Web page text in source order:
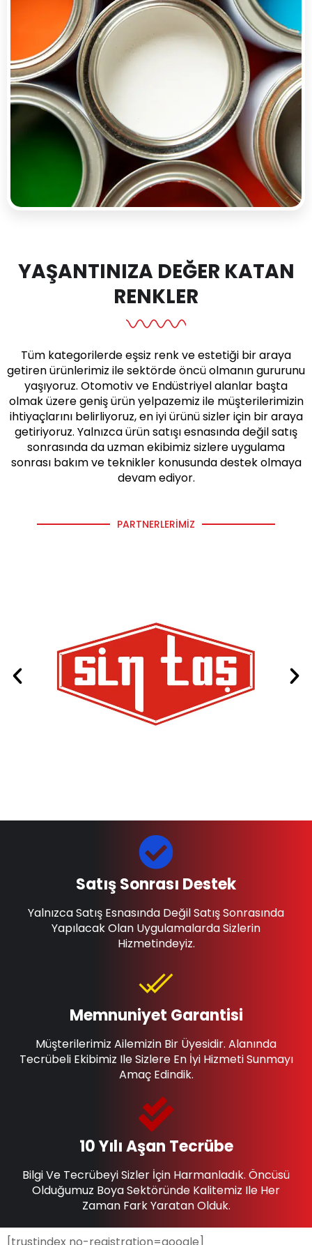
YAŞANTINIZA DEĞER KATAN
RENKLER
Tüm kategorilerde eşsiz renk ve estetiği bir araya
getiren ürünlerimiz ile sektörde öncü olmanın gururunu
yaşıyoruz. Otomotiv ve Endüstriyel alanlar başta
olmak üzere geniş ürün yelpazemiz ile müşterilerimizin
ihtiyaçlarını belirliyoruz, en iyi ürünü sizler için bir araya
getiriyoruz. Yalnızca ürün satışı esnasında değil satış
sonrasında da uzman ekibimiz sizlere uygulama
sonrası bakım ve teknikler konusunda destek olmaya
devam ediyor.
PARTNERLERIMIZ
10 Yılı Aşan Tecrübe
Bilgi Ve Tecrübeyi Sizler İçin Harmanladık. Öncüsü
Olduğumuz Boya Sektöründe Kalitemiz Ile Her
Zaman Fark Yaratan Olduk.
Memnuniyet Garantisi
Müşterilerimiz Ailemizin Bir Üyesidir. Alanında
Tecrübeli Ekibimiz Ile Sizlere En İyi Hizmeti Sunmayı
Amaç Edindik.
Satış Sonrası Destek
Yalnızca Satış Esnasında Değil Satış Sonrasında
Yapılacak Olan Uygulamalarda Sizlerin
Hizmetindeyiz.
[trustindex no-registration=google]